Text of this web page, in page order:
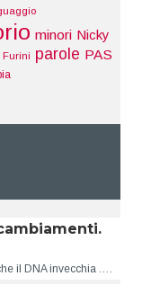
minori Nicky
Furini parole PAS
il DNA invecchia .…